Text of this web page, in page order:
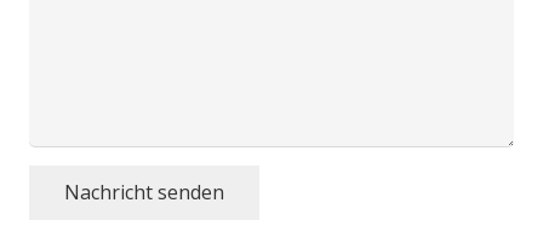
Nachricht senden